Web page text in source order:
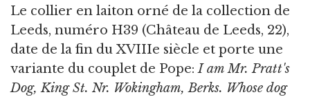
Le collier en laiton orné de la collection de
Leeds, numéro H39 (Château de Leeds, 22),
date de la fin du XVIIIe siècle et porte une
variante du couplet de Pope:I am Mr. Pratt's
Dog, King St. Nr. Wokingham, Berks. Whose dog